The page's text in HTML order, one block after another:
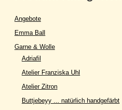
Angebote
Emma Ball
Garne & Wolle
Adriafil
Atelier Franziska Uhl
Atelier Zitron
Buttjebeyy ... natürlich handgefärbt